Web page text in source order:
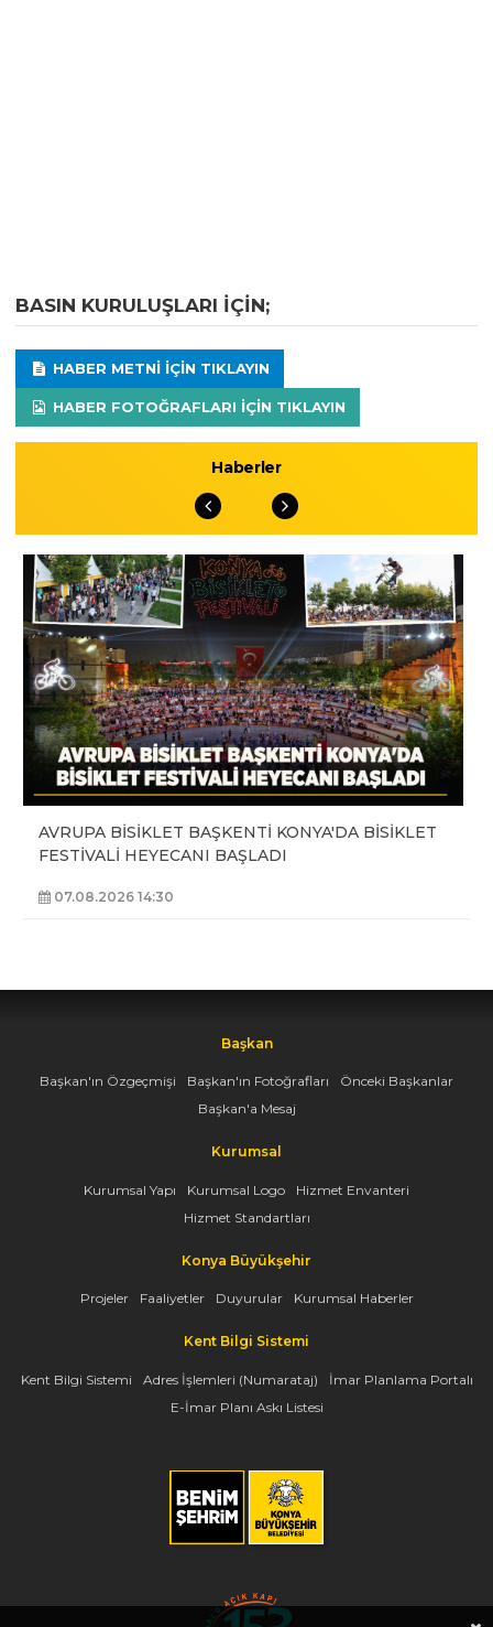
BASIN KURULUŞLARI IÇIN;
HABER METNI IÇIN TIKLAYIN
HABER FOTOĞRAFLARI IÇIN TIKLAYIN
Haberler
AVRUPA BİSİKLET BAŞKENTİ KONYA'DA BİSİKLET
FESTİVALİ HEYECANI BAŞLADI
07.08.2026 14:30
Başkan
Başkan'ın Özgeçmişi Başkan'ın Fotoğrafları
Önceki Başkanlar
Başkan'a Mesaj
Kurumsal
Kurumsal Yapı Kurumsal Logo
Hizmet Envanteri
Hizmet Standartları
Konya Büyükşehir
Projeler Faaliyetler Duyurular Kurumsal Haberler
Kent Bilgi Sistemi
Kent Bilgi Sistemi Adres İşlemleri (Numarataj)
İmar Planlama Portalı
E-İmar Planı Askı Listesi